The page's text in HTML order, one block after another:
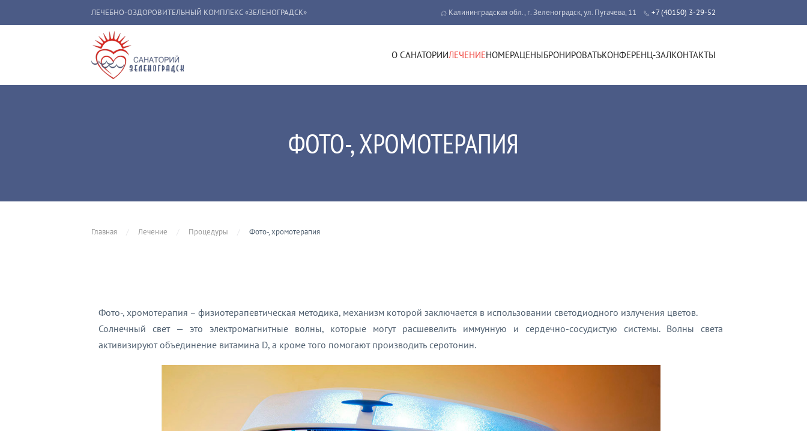
Перейти к содержимому
ЛЕЧЕБНО-ОЗДОРОВИТЕЛЬНЫЙ КОМПЛЕКС «ЗЕЛЕНОГРАДСК» Калининградская обл., г. Зеленоградск, ул. Пугачева, 11 +7 (40150) 3-29-52
О САНАТОРИИЛЕЧЕНИЕНОМЕРАЦЕНЫБРОНИРОВАТЬКОНФЕРЕНЦ-ЗАЛКОНТАКТЫ
ФОТО-, ХРОМОТЕРАПИЯ
Главная Лечение Процедуры Фото-, хромотерапия
Фото-, хромотерапия – физиотерапевтическая методика, механизм которой заключается в использовании светодиодного излучения цветов.
Солнечный свет — это электромагнитные волны, которые могут расшевелить иммунную и сердечно-сосудистую системы. Волны света
активизируют объединение витамина D, а кроме того помогают производить серотонин.